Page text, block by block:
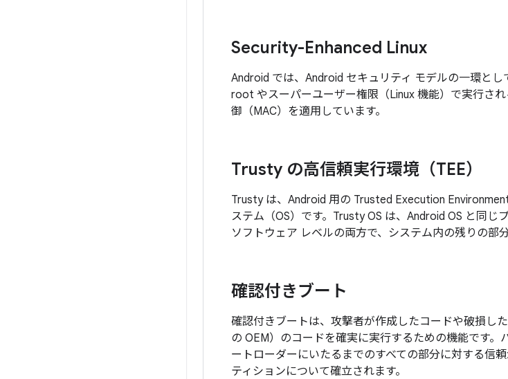
Security-Enhanced Linux
Android では、Android セキュリティ モデルの一環とし
root やスーパーユーザー権限（Linux 機能）で実行さ
御（MAC）を適用しています。
Trusty の高信頼実行環境（TEE）
Trusty は、Android 用の Trusted Execution
ステム（OS）です。Trusty OS は、Android OS と同
ソフトウェア レベルの両方で、システム内の残りの部
確認付きブート
確認付きブートは、攻撃者が作成したコードや破損し
の OEM）のコードを確実に実行するための機能です
ートローダーにいたるまでのすべての部分に対する信
ティションについて確立されます。